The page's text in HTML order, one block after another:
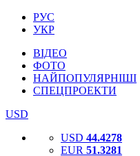
РУС
УКР
ВІДЕО
ФОТО
НАЙПОПУЛЯРНІШІ
СПЕЦПРОЕКТИ
USD
USD 44.4278
EUR 51.3281